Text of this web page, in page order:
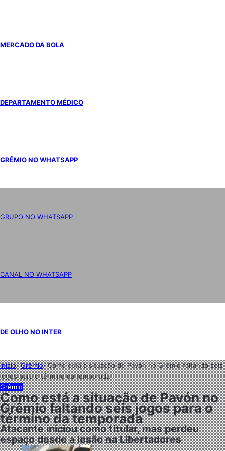
MERCADO DA BOLA
DEPARTAMENTO MÉDICO
GRÊMIO NO WHATSAPP
GRUPO NO WHATSAPP
CANAL NO WHATSAPP
DE OLHO NO INTER
Início/Grêmio/Como está a situação de Pavón no Grêmio faltando seis
jogos para o término da temporada
Grêmio
Como está a situação de Pavón no
Grêmio faltando seis jogos para o
término da temporada
Atacante iniciou como titular, mas perdeu
espaço desde a lesão na Libertadores